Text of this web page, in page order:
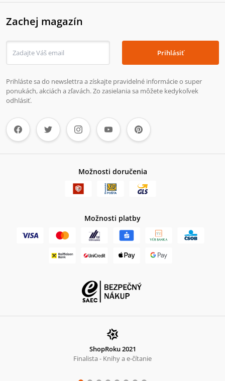
Zachej magazín
Prihlásiť
Prihláste sa do newslettra a získajte pravidelné informácie o super
ponukách, akciách a zľavách. Zo zasielania sa môžete kedykoľvek
odhlásiť.
Možnosti doručenia
Možnosti platby
ShopRoku 2021
Finalista - Knihy a e-čítanie